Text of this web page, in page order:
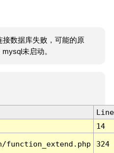
接数据库失败，可能的原
未启动。
Line
14
function_extend.php 324